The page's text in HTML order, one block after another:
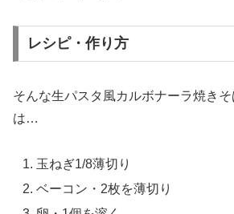
レシピ・作り方
そんな生パスタ風カルボナーラ焼き
は…
玉ねぎ1/8薄切り
ベーコン・2枚を薄切り